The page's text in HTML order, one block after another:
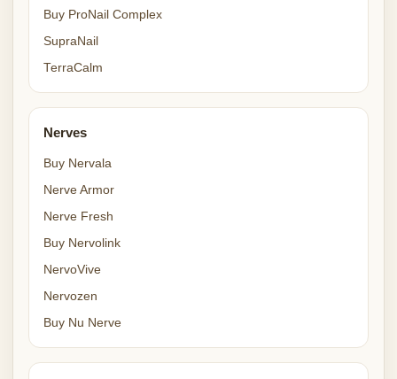
Buy ProNail Complex
SupraNail
TerraCalm
Nerves
Buy Nervala
Nerve Armor
Nerve Fresh
Buy Nervolink
NervoVive
Nervozen
Buy Nu Nerve